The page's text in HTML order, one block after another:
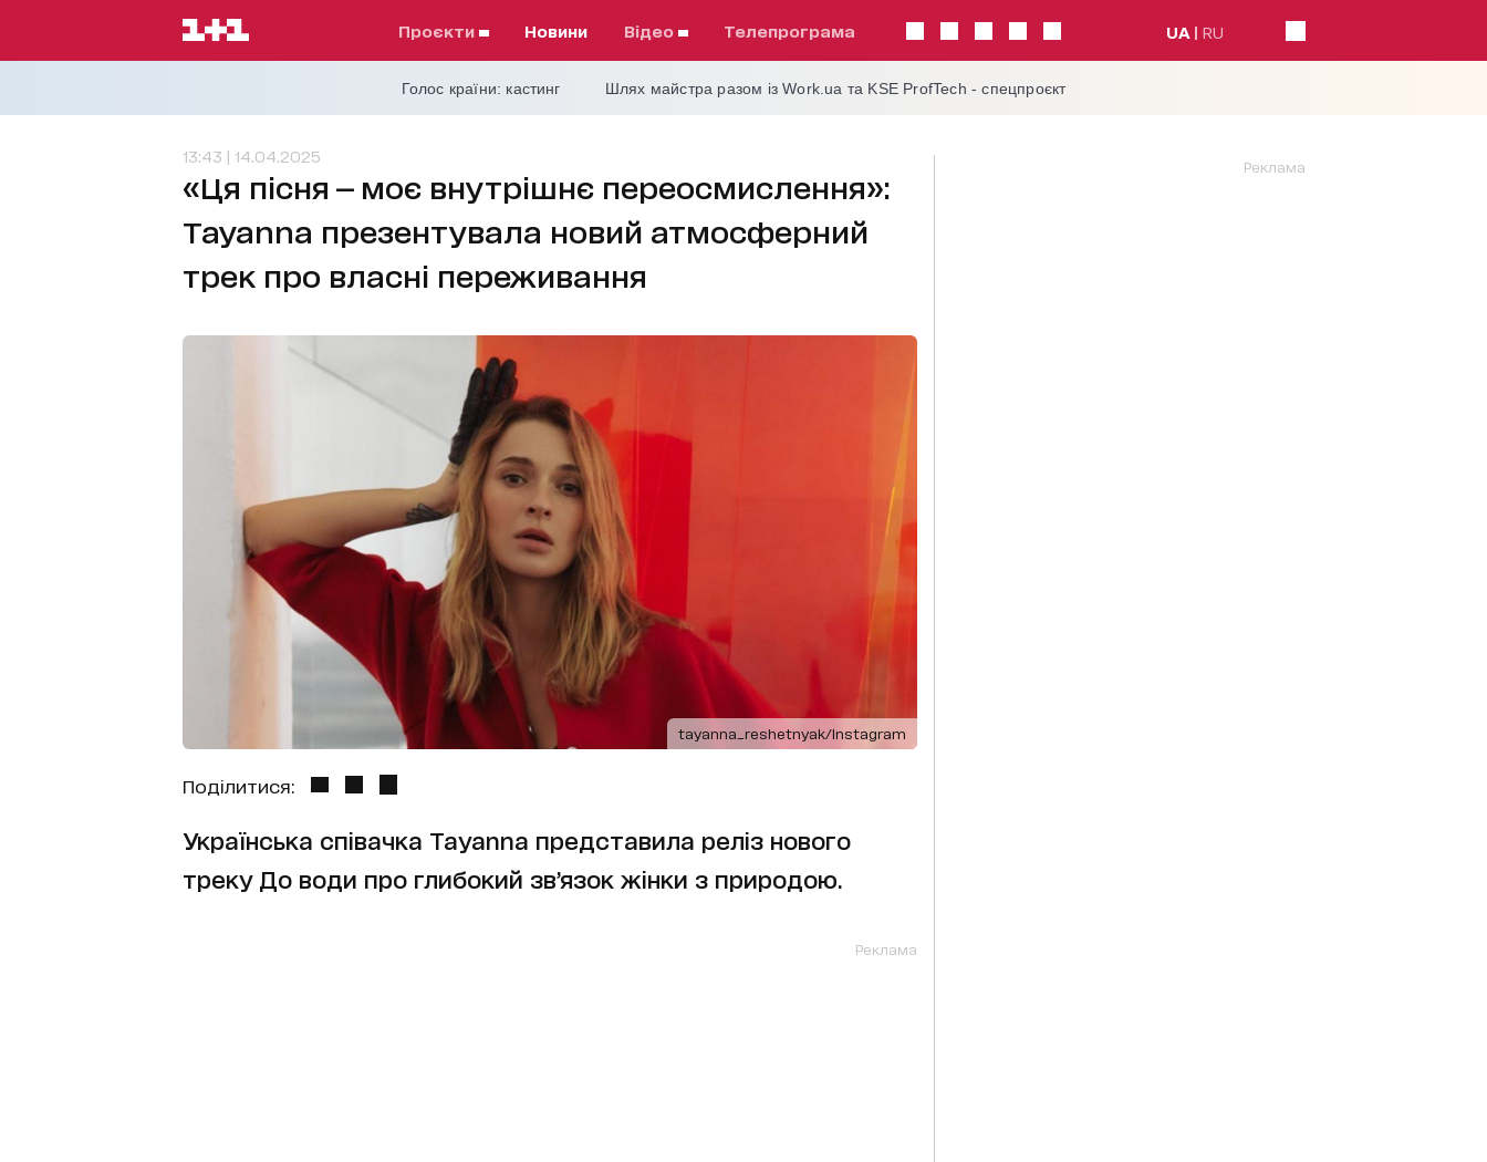
проєкти Новини відео телепрограма UA RU
Голос країни: кастинг Шлях майстра разом із Work.ua та KSE ProfTech - спецпроєкт
13:43 | 14.04.2025
«Ця пісня — моє внутрішнє переосмислення»:
Tayanna презентувала новий атмосферний
трек про власні переживання
tayanna_reshetnyak/Instagram
Поділитися:
Українська співачка Tayanna представила реліз нового
треку До води про глибокий зв’язок жінки з природою.
Реклама
Реклама